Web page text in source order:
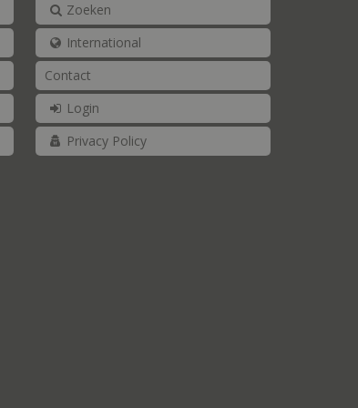
Zoeken
International
Contact
Login
Privacy Policy